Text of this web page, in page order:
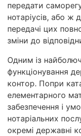
передати
нотаріусів, або ж
передачі цих
зміни до
Одним із
функціонування
контор. Попри
елементарного
забезпечення і
нотаріальних
окремі державні